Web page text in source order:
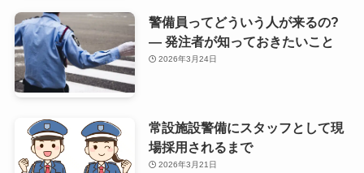
警備員ってどういう人が来るの?
— 発注者が知っておきたいこと
2026年3月24日
常設施設警備にスタッフとして現
場採用されるまで
2026年3月21日